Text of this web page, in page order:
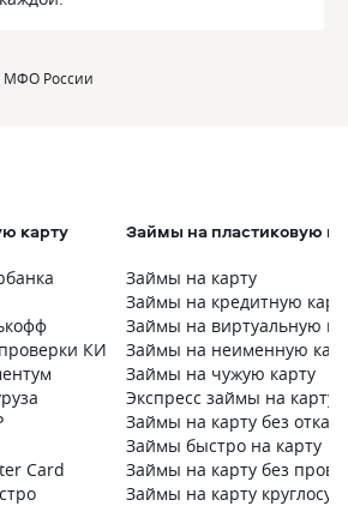
МФО России
карту
КИ
Card
Займы на пластиковую
Займы на карту
Займы на кредитную
Займы на виртуальную
Займы на неименную
Займы на чужую карту
Экспресс займы на карту
Займы на карту без отказа
Займы быстро на карту
Займы на карту без
Займы на карту